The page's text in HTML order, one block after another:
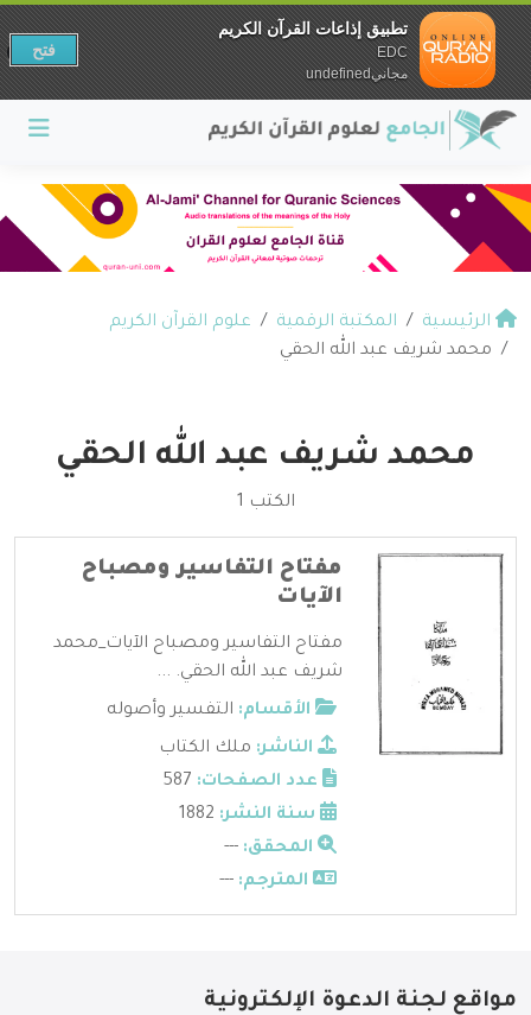
الرئيسية المكتبة الرقمية
علوم القرآن الكريم
محمد شريف عبد الله الحقي
محمد شريف عبد الله الحقي
الكتب 1
مفتاح التفاسير ومصباح
الآيات
مفتاح التفاسير ومصباح الآيات_محمد
شريف عبد الله الحقي. ...
الأقسام: التفسير وأصوله
الناشر: ملك الكتاب
عدد الصفحات:
سنة النشر:
المحقق: ---
المترجم: ---
مواقع لجنة الدعوة الإلكترونية
تطبيق إذاعات القرآن الكريم
EDC
مجانيundefined
فتح